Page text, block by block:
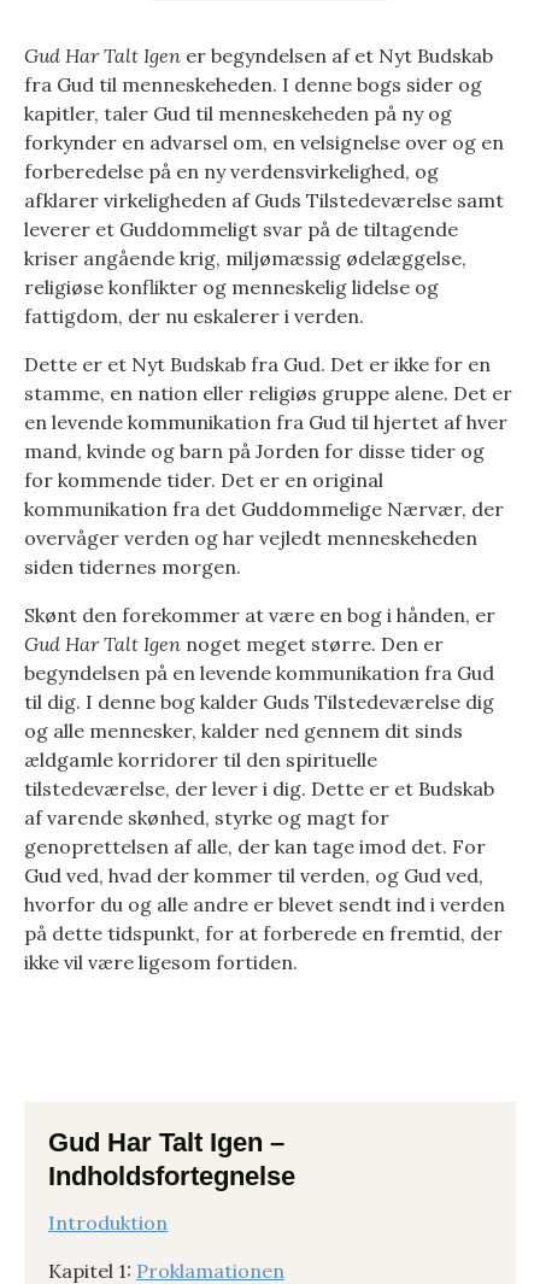
Gud Har Talt Igen er begyndelsen af et Nyt Budskab
fra Gud til menneskeheden. I denne bogs sider og
kapitler, taler Gud til menneskeheden på ny og
forkynder en advarsel om, en velsignelse over og en
forberedelse på en ny verdensvirkelighed, og
afklarer virkeligheden af Guds Tilstedeværelse samt
leverer et Guddommeligt svar på de tiltagende
kriser angående krig, miljømæssig ødelæggelse,
religiøse konflikter og menneskelig lidelse og
fattigdom, der nu eskalerer i verden.
Dette er et Nyt Budskab fra Gud. Det er ikke for en
stamme, en nation eller religiøs gruppe alene. Det er
en levende kommunikation fra Gud til hjertet af hver
mand, kvinde og barn på Jorden for disse tider og
for kommende tider. Det er en original
kommunikation fra det Guddommelige Nærvær, der
overvåger verden og har vejledt menneskeheden
siden tidernes morgen.
Skønt den forekommer at være en bog i hånden, er
Gud Har Talt Igen noget meget større. Den er
begyndelsen på en levende kommunikation fra Gud
til dig. I denne bog kalder Guds Tilstedeværelse dig
og alle mennesker, kalder ned gennem dit sinds
ældgamle korridorer til den spirituelle
tilstedeværelse, der lever i dig. Dette er et Budskab
af varende skønhed, styrke og magt for
genoprettelsen af alle, der kan tage imod det. For
Gud ved, hvad der kommer til verden, og Gud ved,
hvorfor du og alle andre er blevet sendt ind i verden
på dette tidspunkt, for at forberede en fremtid, der
ikke vil være ligesom fortiden.
Gud Har Talt Igen –
Indholdsfortegnelse
Introduktion
Kapitel 1: Proklamationen